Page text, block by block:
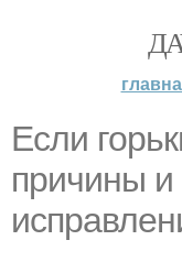
Если
причины